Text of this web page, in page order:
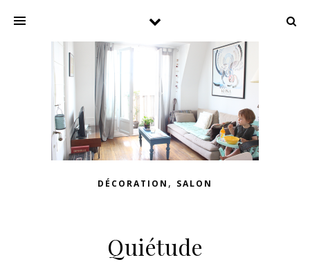
DÉCORATION , SALON
Quiétude